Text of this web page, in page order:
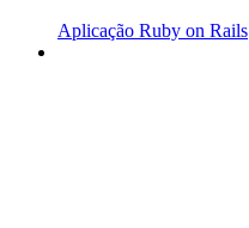
Aplicação Ruby on Rails